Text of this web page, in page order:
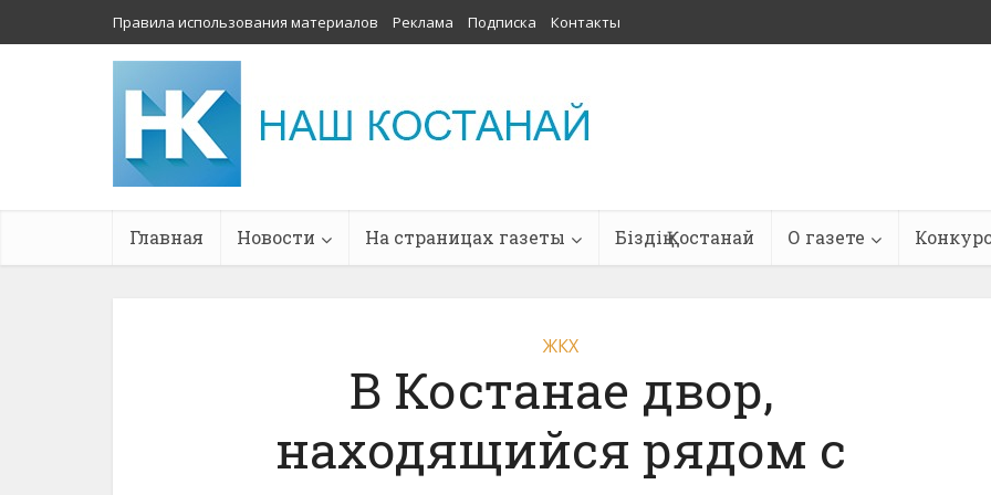
Правила использования материалов Реклама Подписка Контакты
Главная Новости На страницах газеты Біздің Қостанай О газете
ЖКХ
В Костанае двор,
находящийся рядом с